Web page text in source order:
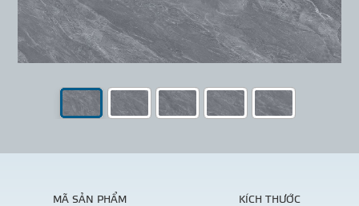
MÃ SẢN PHẨM KÍCH THƯỚC